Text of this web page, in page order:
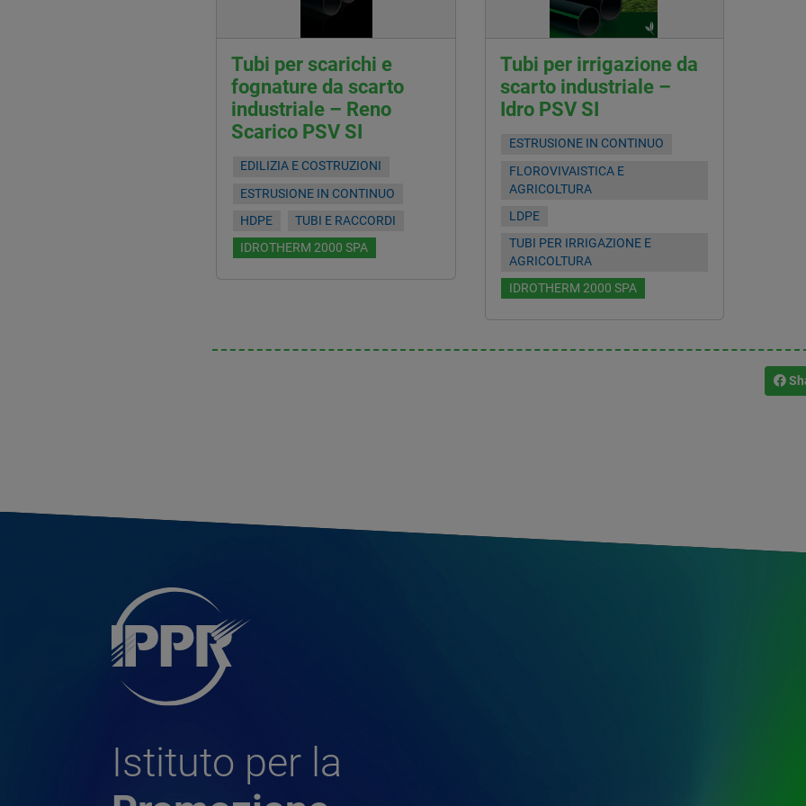
Tubi per scarichi e
fognature da scarto
industriale – Reno
Scarico PSV SI
EDILIZIA E COSTRUZIONI
ESTRUSIONE IN CONTINUO
HDPE
TUBI E RACCORDI
IDROTHERM 2000 SPA
Tubi per irrigazione da
scarto industriale –
Idro PSV SI
ESTRUSIONE IN CONTINUO
FLOROVIVAISTICA E
AGRICOLTURA
LDPE
TUBI PER IRRIGAZIONE E
AGRICOLTURA
IDROTHERM 2000 SPA
Istituto per la